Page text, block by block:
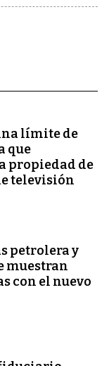
límite de
que
propiedad de
televisión
petrolera y
muestran
con el nuevo